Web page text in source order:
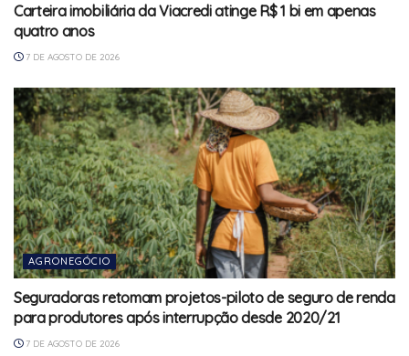
Carteira imobiliária da Viacredi atinge R$ 1 bi em apenas
quatro anos
7 DE AGOSTO DE 2026
AGRONEGÓCIO
Seguradoras retomam projetos-piloto de seguro de renda
para produtores após interrupção desde 2020/21
7 DE AGOSTO DE 2026